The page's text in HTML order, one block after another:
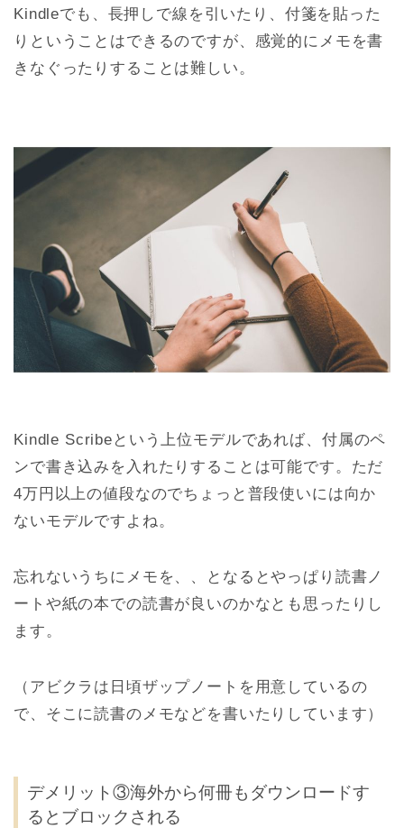
Kindleでも、長押しで線を引いたり、付箋を貼った
りということはできるのですが、感覚的にメモを書
きなぐったりすることは難しい。
Kindle Scribeという上位モデルであれば、付属のペ
ンで書き込みを入れたりすることは可能です。ただ
4万円以上の値段なのでちょっと普段使いには向か
ないモデルですよね。
忘れないうちにメモを、、となるとやっぱり読書ノ
ートや紙の本での読書が良いのかなとも思ったりし
ます。
（アビクラは日頃ザップノートを用意しているの
で、そこに読書のメモなどを書いたりしています）
デメリット③海外から何冊もダウンロードす
るとブロックされる